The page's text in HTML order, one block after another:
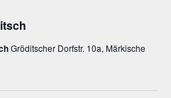
Gröditscher Dorfstr. 10a, Märkische